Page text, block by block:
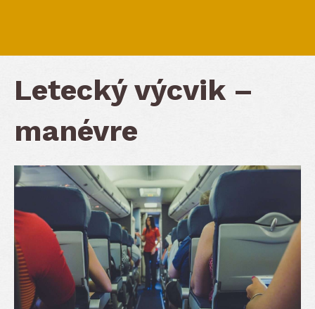
Letecký výcvik –
manévre